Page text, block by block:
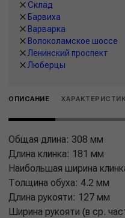
Склад
Барвиха
Варварка
Волоколамское шоссе
Ленинский проспект
Люберцы
ОПИСАНИЕ
Общая длина: 308 мм
Длина клинка: 181 мм
Наибольшая ширина
Толщина обуха: 4.2 мм
Длина рукояти: 127 мм
Ширина рукояти (в ср.